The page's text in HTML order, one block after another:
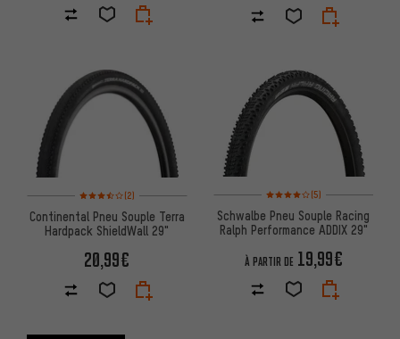
Note moyenne : 3,5 sur 5 d'après 2 avis
(2)
Continental Pneu Souple Terra
Hardpack ShieldWall 29"
20,99€
Note moyenne : 4 sur 5
(5)
Schwalbe Pneu Souple Racing
Ralph Performance ADDIX 29"
À PARTIR DE 19,99€